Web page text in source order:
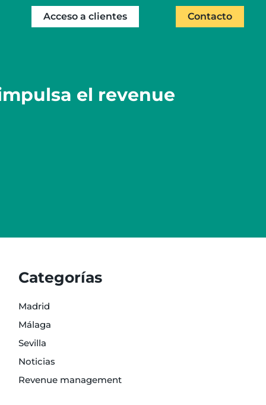
Acceso a clientes Contacto
el revenue
Categorías
Madrid
Málaga
Sevilla
Noticias
Revenue management